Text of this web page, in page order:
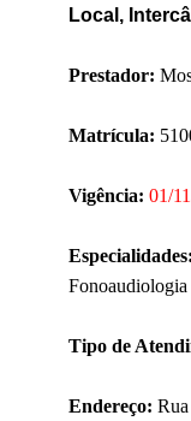
Local,
Prestador:
Matrícula:
Vigência: 01/
Especialidades:
Tipo de
Endereço: